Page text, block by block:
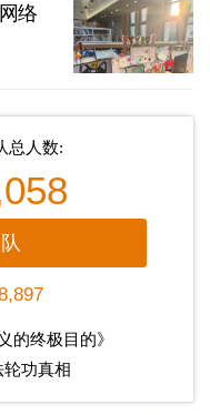
络
总人数:
的终极目的》
轮功真相